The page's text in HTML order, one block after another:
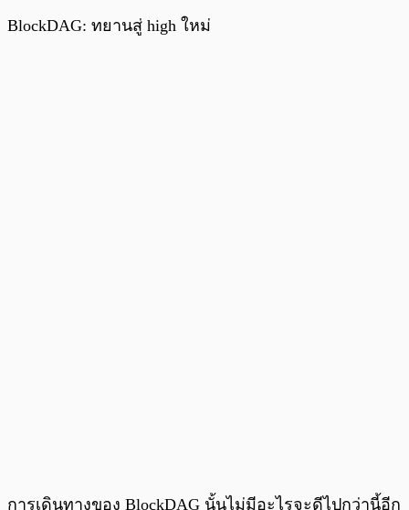
BlockDAG: ทยานสู่ high ใหม่
การเดินทางของ BlockDAG นั้นไม่มีอะไรจะดีไปกว่านี้อีก